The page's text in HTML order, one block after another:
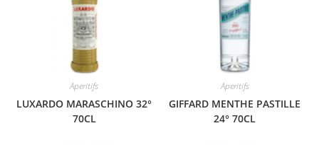
Aperitifs
LUXARDO MARASCHINO 32°
70CL
Aperitifs
GIFFARD MENTHE PASTILLE
24° 70CL